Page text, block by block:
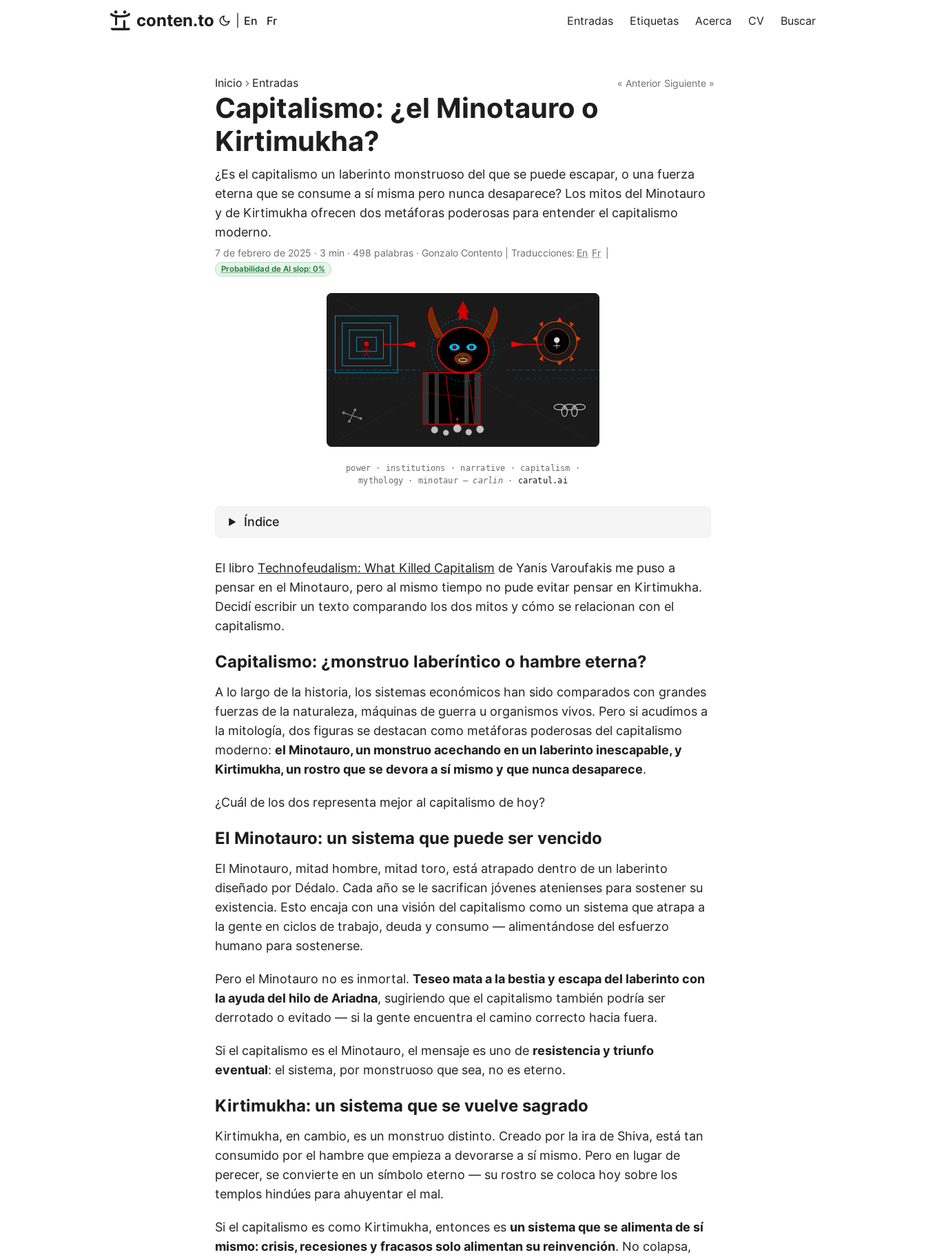
conten.to En Fr Entradas Etiquetas Acerca CV Buscar
Inicio Entradas « Anterior Siguiente »
Capitalismo: ¿el Minotauro o
Kirtimukha?
¿Es el capitalismo un laberinto monstruoso del que se puede escapar, o una fuerza
eterna que se consume a sí misma pero nunca desaparece? Los mitos del Minotauro
y de Kirtimukha ofrecen dos metáforas poderosas para entender el capitalismo
moderno.
7 de febrero de 2025 · 3 min · 498 palabras · Gonzalo Contento Traducciones: En Fr
Probabilidad de AI slop: 0%
power · institutions · narrative · capitalism ·
mythology · minotaur — carlin· caratul.ai
Índice
El libro Technofeudalism: What Killed Capitalism de Yanis Varoufakis me puso a
pensar en el Minotauro, pero al mismo tiempo no pude evitar pensar en Kirtimukha.
Decidí escribir un texto comparando los dos mitos y cómo se relacionan con el
capitalismo.
Capitalismo: ¿monstruo laberíntico o hambre eterna?
A lo largo de la historia, los sistemas económicos han sido comparados con grandes
fuerzas de la naturaleza, máquinas de guerra u organismos vivos. Pero si acudimos a
la mitología, dos figuras se destacan como metáforas poderosas del capitalismo
moderno: el Minotauro, un monstruo acechando en un laberinto inescapable, y
Kirtimukha, un rostro que se devora a sí mismo y que nunca desaparece.
¿Cuál de los dos representa mejor al capitalismo de hoy?
El Minotauro: un sistema que puede ser vencido
El Minotauro, mitad hombre, mitad toro, está atrapado dentro de un laberinto
diseñado por Dédalo. Cada año se le sacrifican jóvenes atenienses para sostener su
existencia. Esto encaja con una visión del capitalismo como un sistema que atrapa a
la gente en ciclos de trabajo, deuda y consumo — alimentándose del esfuerzo
humano para sostenerse.
Pero el Minotauro no es inmortal. Teseo mata a la bestia y escapa del laberinto con
la ayuda del hilo de Ariadna, sugiriendo que el capitalismo también podría ser
derrotado o evitado — si la gente encuentra el camino correcto hacia fuera.
Si el capitalismo es el Minotauro, el mensaje es uno de resistencia y triunfo
eventual: el sistema, por monstruoso que sea, no es eterno.
Kirtimukha: un sistema que se vuelve sagrado
Kirtimukha, en cambio, es un monstruo distinto. Creado por la ira de Shiva, está tan
consumido por el hambre que empieza a devorarse a sí mismo. Pero en lugar de
perecer, se convierte en un símbolo eterno — su rostro se coloca hoy sobre los
templos hindúes para ahuyentar el mal.
Si el capitalismo es como Kirtimukha, entonces es un sistema que se alimenta de sí
mismo: crisis, recesiones y fracasos solo alimentan su reinvención. No colapsa,